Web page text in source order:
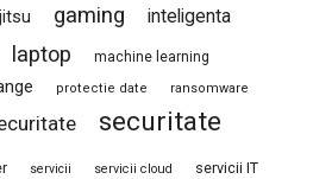
gaming
inteligenta
laptop machine learning
protectie date ransomware
securitate
servicii servicii cloud servicii IT